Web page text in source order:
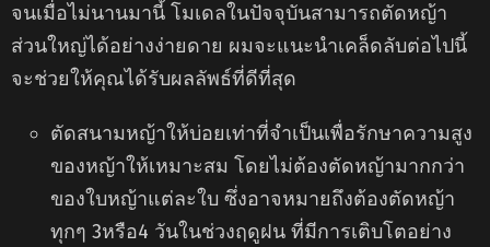
จนเมื่อไม่นานมานี้ โมเดลในปัจจุบันสามารถตัดหญ้า
ส่วนใหญ่ได้อย่างง่ายดาย ผมจะแนะนำเคล็ดลับต่อไปนี้
จะช่วยให้คุณได้รับผลลัพธ์ที่ดีที่สุด
ตัดสนามหญ้าให้บ่อยเท่าที่จำเป็นเพื่อรักษาความสูง
ของหญ้าให้เหมาะสม โดยไม่ต้องตัดหญ้ามากกว่า
ของใบหญ้าแต่ละใบ ซึ่งอาจหมายถึงต้องตัดหญ้า
ทุกๆ 3หรือ4 วันในช่วงฤดูฝน ที่มีการเติบโตอย่าง